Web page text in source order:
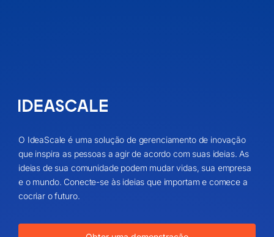
O IdeaScale é uma solução de gerenciamento de inovação
que inspira as pessoas a agir de acordo com suas ideias. As
ideias de sua comunidade podem mudar vidas, sua empresa
e o mundo. Conecte-se às ideias que importam e comece a
cocriar o futuro.